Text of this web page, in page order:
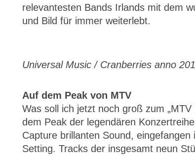
relevantesten Bands Irlands mit dem
und Bild für immer weiterlebt.
Universal Music / Cranberries anno
Auf dem Peak von MTV
Was soll ich jetzt noch groß zum
dem Peak der legendären
Capture brillanten Sound,
Setting. Tracks der insgesamt neun